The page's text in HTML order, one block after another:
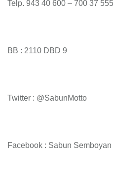
Telp. 943 40 600 – 700 37 555
BB : 2110 DBD 9
Twitter : @SabunMotto
Facebook : Sabun Semboyan